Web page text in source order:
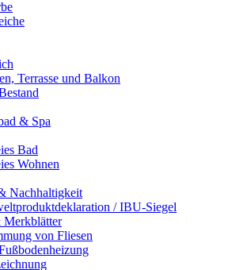
Terrasse und Balkon
& Spa
Bad
Wohnen
Nachhaltigkeit
/ IBU-Siegel
von Fliesen